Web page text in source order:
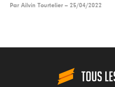
Par Ailvin Tourtelier -- 25/04/2022